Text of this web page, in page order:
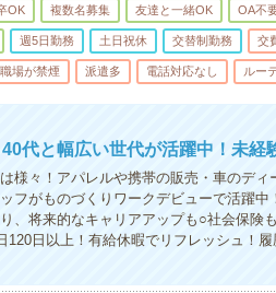
OK 複数名募集 友達と一緒OK OA不
週5日勤務 土日祝休 交替制勤務 交
職場が禁煙 派遣多 電話対応なし ルー
代と幅広い世代が活躍中！未経
様々！アパレルや携帯の販売・車のデ
フがものづくりワークデビューで活躍中
、将来的なキャリアアップも○社会保険
日以上！有給休暇でリフレッシュ！履